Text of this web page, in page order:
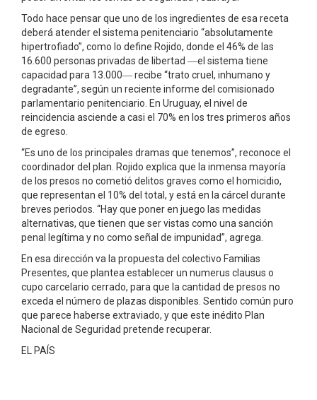
Todo hace pensar que uno de los ingredientes de esa receta
deberá atender el sistema penitenciario “absolutamente
hipertrofiado”, como lo define Rojido, donde el 46% de las
16.600 personas privadas de libertad ­―el sistema tiene
capacidad para 13.000­― recibe “trato cruel, inhumano y
degradante”, según un reciente informe del comisionado
parlamentario penitenciario. En Uruguay, el nivel de
reincidencia asciende a casi el 70% en los tres primeros años
de egreso.
“Es uno de los principales dramas que tenemos”, reconoce el
coordinador del plan. Rojido explica que la inmensa mayoría
de los presos no cometió delitos graves como el homicidio,
que representan el 10% del total, y está en la cárcel durante
breves periodos. “Hay que poner en juego las medidas
alternativas, que tienen que ser vistas como una sanción
penal legítima y no como señal de impunidad”, agrega.
En esa dirección va la propuesta del colectivo Familias
Presentes, que plantea establecer un numerus clausus o
cupo carcelario cerrado, para que la cantidad de presos no
exceda el número de plazas disponibles. Sentido común puro
que parece haberse extraviado, y que este inédito Plan
Nacional de Seguridad pretende recuperar.
EL PAÍS